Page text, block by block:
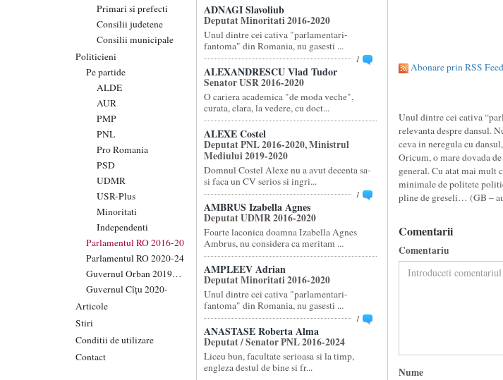
Primari si prefecti
Consilii judetene
Consilii municipale
Politicieni
Pe partide
ALDE
AUR
PMP
PNL
Pro Romania
PSD
UDMR
USR-Plus
Minoritati
Independenti
Parlamentul RO 2016-20
Parlamentul RO 2020-24
Guvernul Orban 2019-20
Guvernul Cîțu 2020-
Articole
Stiri
Conditii de utilizare
Contact
ADNAGI Slavoliub
Deputat Minoritati 2016-2020
Unul dintre cei cativa "parlamentari-
fantoma" din Romania, nu gasesti ...
1
ALEXANDRESCU Vlad Tudor
Senator USR 2016-2020
O cariera academica "de moda veche",
curata, clara, la vedere, cu doct...
ALEXE Costel
Deputat PNL 2016-2020, Ministrul
Mediului 2019-2020
Domnul Costel Alexe nu a avut decenta sa-
si faca un CV serios si ingri...
1
AMBRUS Izabella Agnes
Deputat UDMR 2016-2020
Foarte laconica doamna Izabella Agnes
Ambrus, nu considera ca meritam ...
AMPLEEV Adrian
Deputat Minoritati 2016-2020
Unul dintre cei cativa "parlamentari-
fantoma" din Romania, nu gasesti ...
1
ANASTASE Roberta Alma
Deputat / Senator PNL 2016-2024
Liceu bun, facultate serioasa si la timp,
engleza destul de bine si fr...
Abonare prin RSS
Unul dintre cei cativa
relevanta despre dansul.
ceva in neregula cu
Oricum, o mare dovada
general. Cu atat mai mult
minimale de politete
pline de greseli… (GB –
Comentarii
Comentariu
Nume